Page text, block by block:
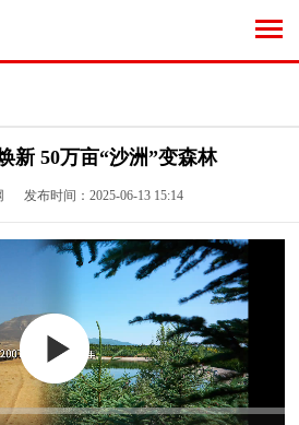
新 50万亩“沙洲”变森林
发布时间：2025-06-13 15:14